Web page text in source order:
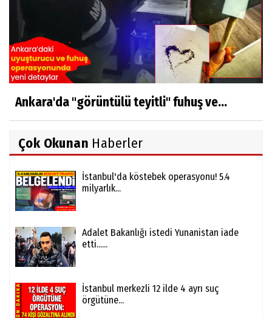
Ankara'da "görüntülü teyitli" fuhuş ve...
Çok Okunan Haberler
İstanbul'da köstebek operasyonu! 5.4
milyarlık...
Adalet Bakanlığı istedi Yunanistan iade
etti......
İstanbul merkezli 12 ilde 4 ayrı suç
örgütüne...